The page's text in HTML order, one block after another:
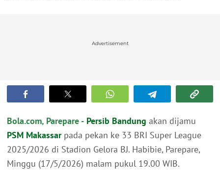
Advertisement
Bola.com, Parepare - Persib Bandung akan dijamu
PSM Makassarpada pekan ke 33 BRI Super League
2025/2026 di Stadion Gelora BJ. Habibie, Parepare,
Minggu (17/5/2026) malam pukul 19.00 WIB.